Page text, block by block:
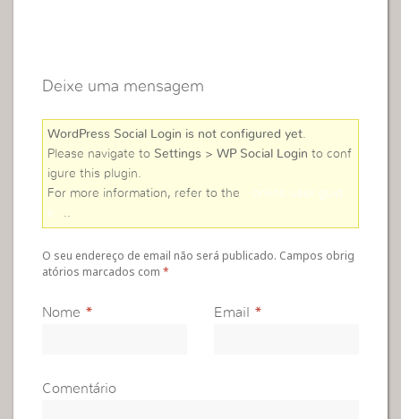
Deixe uma mensagem
WordPress Social Login is not configured yet
Please navigate to Settings > WP Social Login to conf
igure this plugin.
For more information, refer to the
online user guid
e
O seu endereço de email não será publicado. Campos obrig
atórios marcados com*
Nome * Email *
Comentário